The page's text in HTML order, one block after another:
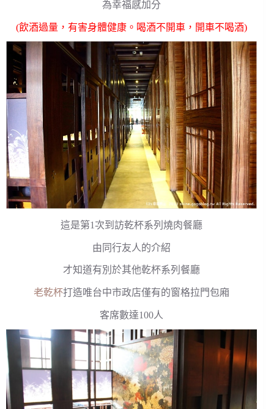
為幸福感加分
(飲酒過量，有害身體健康。喝酒不開車，開車不喝酒)
這是第1次到訪乾杯系列燒肉餐廳
由同行友人的介紹
才知道有別於其他乾杯系列餐廳
老乾杯打造唯台中市政店僅有的窗格拉門包廂
客席數達100人